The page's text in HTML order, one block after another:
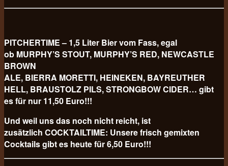
PITCHERTIME – 1,5 Liter Bier vom Fass, egal
ob MURPHY’S STOUT, MURPHY’S RED, NEWCASTLE
BROWN
ALE, BIERRA MORETTI, HEINEKEN, BAYREUTHER
HELL, BRAUSTOLZ PILS, STRONGBOW CIDER… gibt
es für nur 11,50 Euro!!!
Und weil uns das noch nicht reicht, ist
zusätzlich COCKTAILTIME: Unsere frisch gemixten
Cocktails gibt es heute für 6,50 Euro!!!